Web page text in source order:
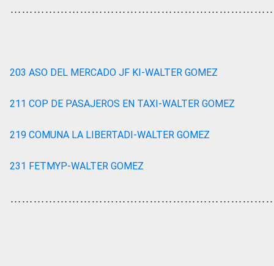
203 ASO DEL MERCADO JF KI-WALTER GOMEZ
211 COP DE PASAJEROS EN TAXI-WALTER GOMEZ
219 COMUNA LA LIBERTADI-WALTER GOMEZ
231 FETMYP-WALTER GOMEZ